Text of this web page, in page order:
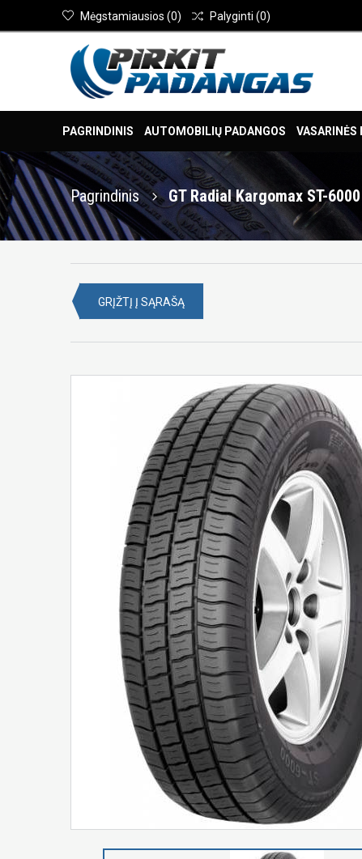
Mėgstamiausios (0) Palyginti (0)
PAGRINDINIS AUTOMOBILIŲ PADANGOS VASARINĖS
Pagrindinis GT Radial Kargomax ST-
GRĮŽTĮ Į SĄRAŠĄ